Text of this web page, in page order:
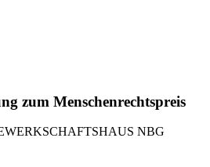
zum Menschenrechtspreis
NBG